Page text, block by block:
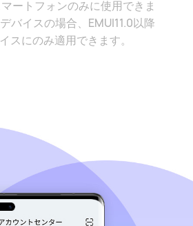
ートフォンのみに使用できま
バイスの場合、EMUI11.0以降
スにのみ適用できます。